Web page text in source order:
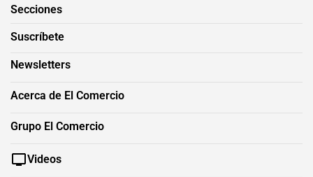
Secciones
Suscríbete
Newsletters
Acerca de El Comercio
Grupo El Comercio
Videos